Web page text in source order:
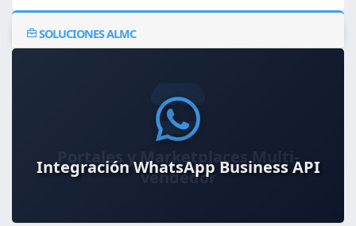
SOLUCIONES ALMC
Integración WhatsApp Business API